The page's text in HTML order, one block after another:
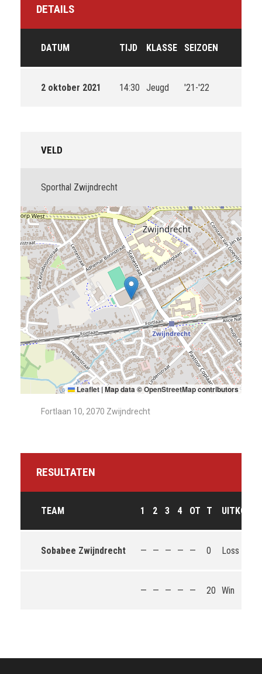
DETAILS
DATUM TIJD KLASSE SEIZOEN
2 oktober 2021 14:30 Jeugd '21-'22
VELD
Sporthal Zwijndrecht
Leaflet |Map data ©OpenStreetMapcontributors
Fortlaan 10, 2070 Zwijndrecht
RESULTATEN
TEAM 1 2 3 4 OT T
Sobabee Zwijndrecht — — — — — 0 Loss
— — — — — 20 Win